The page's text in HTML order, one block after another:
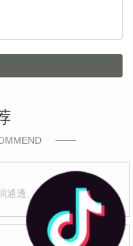
通透、中正平和、通体贯